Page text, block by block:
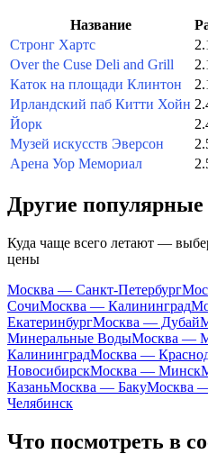
Название
Стронг Хартс
Over the Cuse Deli and Grill
Каток на площади Клинтон
Ирландский паб Китти Хойн
Йорк
Музей искусств Эверсон
Арена Уор Мемориал
Другие
Куда чаще всего летают —
цены
Москва — Санкт-Петербург
СочиМосква — Калининград
ЕкатеринбургМосква — Дубай
Минеральные ВодыМосква —
КалининградМосква —
НовосибирскМосква — Минск
КазаньМосква — БакуМосква
Челябинск
Что посмотреть в